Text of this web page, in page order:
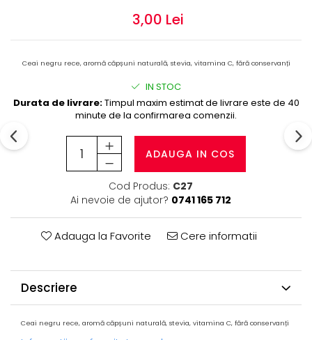
3,00 Lei
Ceai negru rece, aromă căpșuni naturală, stevia, vitamina C, fără conservanți
IN STOC
Durata de livrare:Timpul maxim estimat de livrare este de 40
minute de la confirmarea comenzii.
ADAUGA IN COS
Cod Produs: C27
Ai nevoie de ajutor? 0741 165 712
Adauga la Favorite Cere informatii
Descriere
Ceai negru rece, aromă căpșuni naturală, stevia, vitamina C, fără conservanți